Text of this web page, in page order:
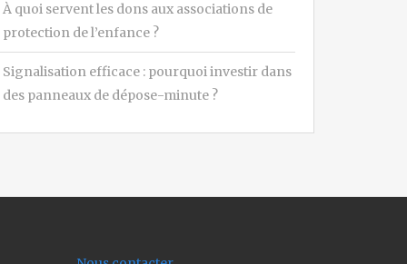
À quoi servent les dons aux associations de
protection de l’enfance ?
Signalisation efficace : pourquoi investir dans
des panneaux de dépose-minute ?